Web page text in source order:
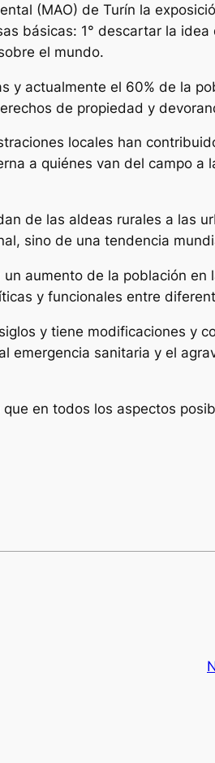
(MAO) de Turín la
básicas: 1° descartar la
el mundo.
y actualmente el 60% de la
de propiedad y
locales han
a quiénes van del campo
de las aldeas rurales a las
sino de una tendencia
aumento de la población
y funcionales entre
y tiene modificaciones y
emergencia sanitaria y el
en todos los aspectos